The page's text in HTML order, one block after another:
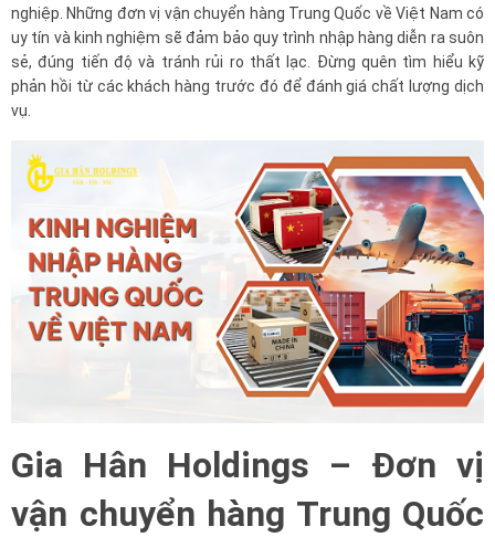
nghiệp. Những đơn vị vận chuyển hàng Trung Quốc về Việt Nam có
uy tín và kinh nghiệm sẽ đảm bảo quy trình nhập hàng diễn ra suôn
sẻ, đúng tiến độ và tránh rủi ro thất lạc. Đừng quên tìm hiểu kỹ
phản hồi từ các khách hàng trước đó để đánh giá chất lượng dịch
vụ.
Gia Hân Holdings – Đơn vị
vận chuyển hàng Trung Quốc